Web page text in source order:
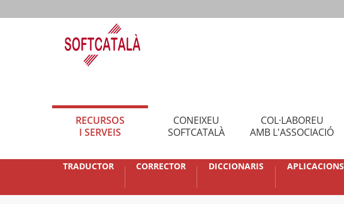
RECURSOS
I SERVEIS
CONEIXEU
SOFTCATALÀ
COL·LABOREU
AMB L'ASSOCIACIÓ
TRADUCTOR CORRECTOR DICCIONARIS APLICACIONS